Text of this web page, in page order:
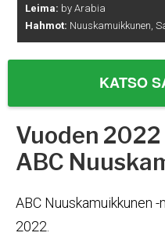
Leima: by Arabia
Hahmot: Nuuskamuikkunen,
KATSO
Vuoden
ABC
ABC Nuuskamuikkunen
2022.